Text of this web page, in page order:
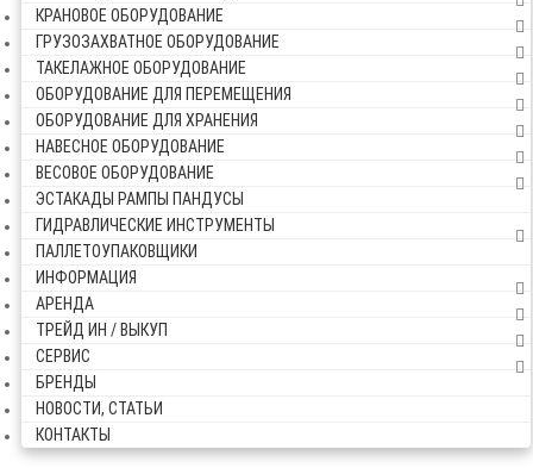
КРАНОВОЕ ОБОРУДОВАНИЕ
ГРУЗОЗАХВАТНОЕ ОБОРУДОВАНИЕ
ТАКЕЛАЖНОЕ ОБОРУДОВАНИЕ
ОБОРУДОВАНИЕ ДЛЯ ПЕРЕМЕЩЕНИЯ
ОБОРУДОВАНИЕ ДЛЯ ХРАНЕНИЯ
НАВЕСНОЕ ОБОРУДОВАНИЕ
ВЕСОВОЕ ОБОРУДОВАНИЕ
ЭСТАКАДЫ РАМПЫ ПАНДУСЫ
ГИДРАВЛИЧЕСКИЕ ИНСТРУМЕНТЫ
ПАЛЛЕТОУПАКОВЩИКИ
ИНФОРМАЦИЯ
АРЕНДА
ТРЕЙД ИН / ВЫКУП
СЕРВИС
БРЕНДЫ
НОВОСТИ, СТАТЬИ
КОНТАКТЫ